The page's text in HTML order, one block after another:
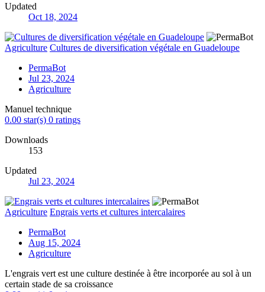
Updated
Oct 18, 2024
Agriculture Cultures de diversification végétale en Guadeloupe
PermaBot
Jul 23, 2024
Agriculture
Manuel technique
0.00 star(s) 0 ratings
Downloads
153
Updated
Jul 23, 2024
Agriculture Engrais verts et cultures intercalaires
PermaBot
Aug 15, 2024
Agriculture
L'engrais vert est une culture destinée à être incorporée au sol à un
certain stade de sa croissance